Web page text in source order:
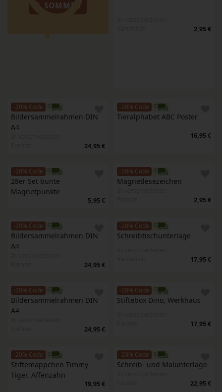
SOMMER
2,95 €
-20% Code
Bildersammelrahmen DIN
A4
24,95 €
-20% Code
Tieralphabet ABC Poster
16,95 €
-20% Code
28er Set bunte
Magnetpunkte
5,95 €
-20% Code
Magnetlesezeichen
2,95 €
-20% Code
Bildersammelrahmen DIN
A4
24,95 €
-20% Code
Schreibtischunterlage
17,95 €
-20% Code
Bildersammelrahmen DIN
A4
24,95 €
-20% Code
Stiftebox Dino, Werkhaus
17,95 €
-20% Code
Stiftemäppchen Timmy
Tiger, Affenzahn
19,95 €
-20% Code
Schreib- und Malunterlage
22,95 €